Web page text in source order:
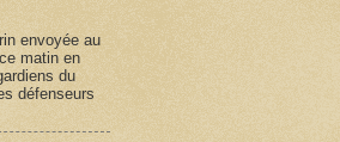
envoyée au
matin en
du
défenseurs